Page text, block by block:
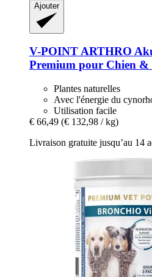
Ajouter
V-POINTARTHRO
Premium pour Chien &
Plantes naturelles
Avec l'énergie du
Utilisation facile
€ 66,49 (€ 132,98 / kg)
Livraison gratuite jusqu’au 14